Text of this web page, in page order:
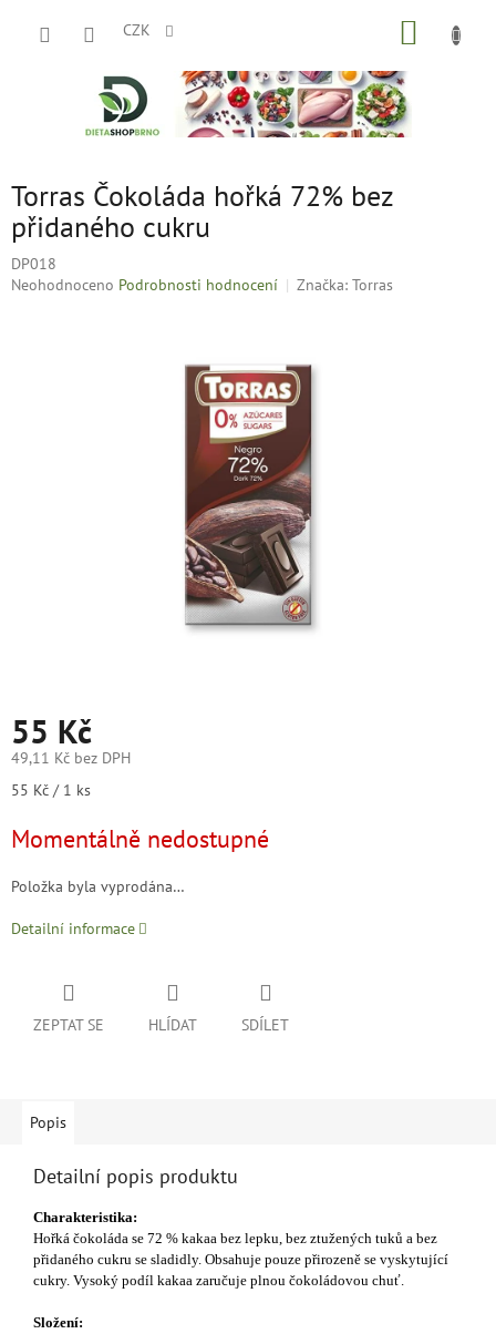
CZK
Torras Čokoláda hořká 72% bez
přidaného cukru
DP018
Průměrné
Neohodnoceno Podrobnosti hodnocení Značka: Torras
55 Kč
49,11 Kč bez DPH
Měrná
55 Kč / 1 ks
Momentálně nedostupné
Položka byla vyprodána…
Detailní informace
ZEPTAT SE HLÍDAT SDÍLET
Popis
Detailní popis produktu
Charakteristika:
Hořká čokoláda se 72 % kakaa bez lepku, bez ztužených tuků a bez
přidaného cukru se sladidly. Obsahuje pouze přirozeně se vyskytující
cukry. Vysoký podíl kakaa zaručuje plnou čokoládovou chuť.
Složení: